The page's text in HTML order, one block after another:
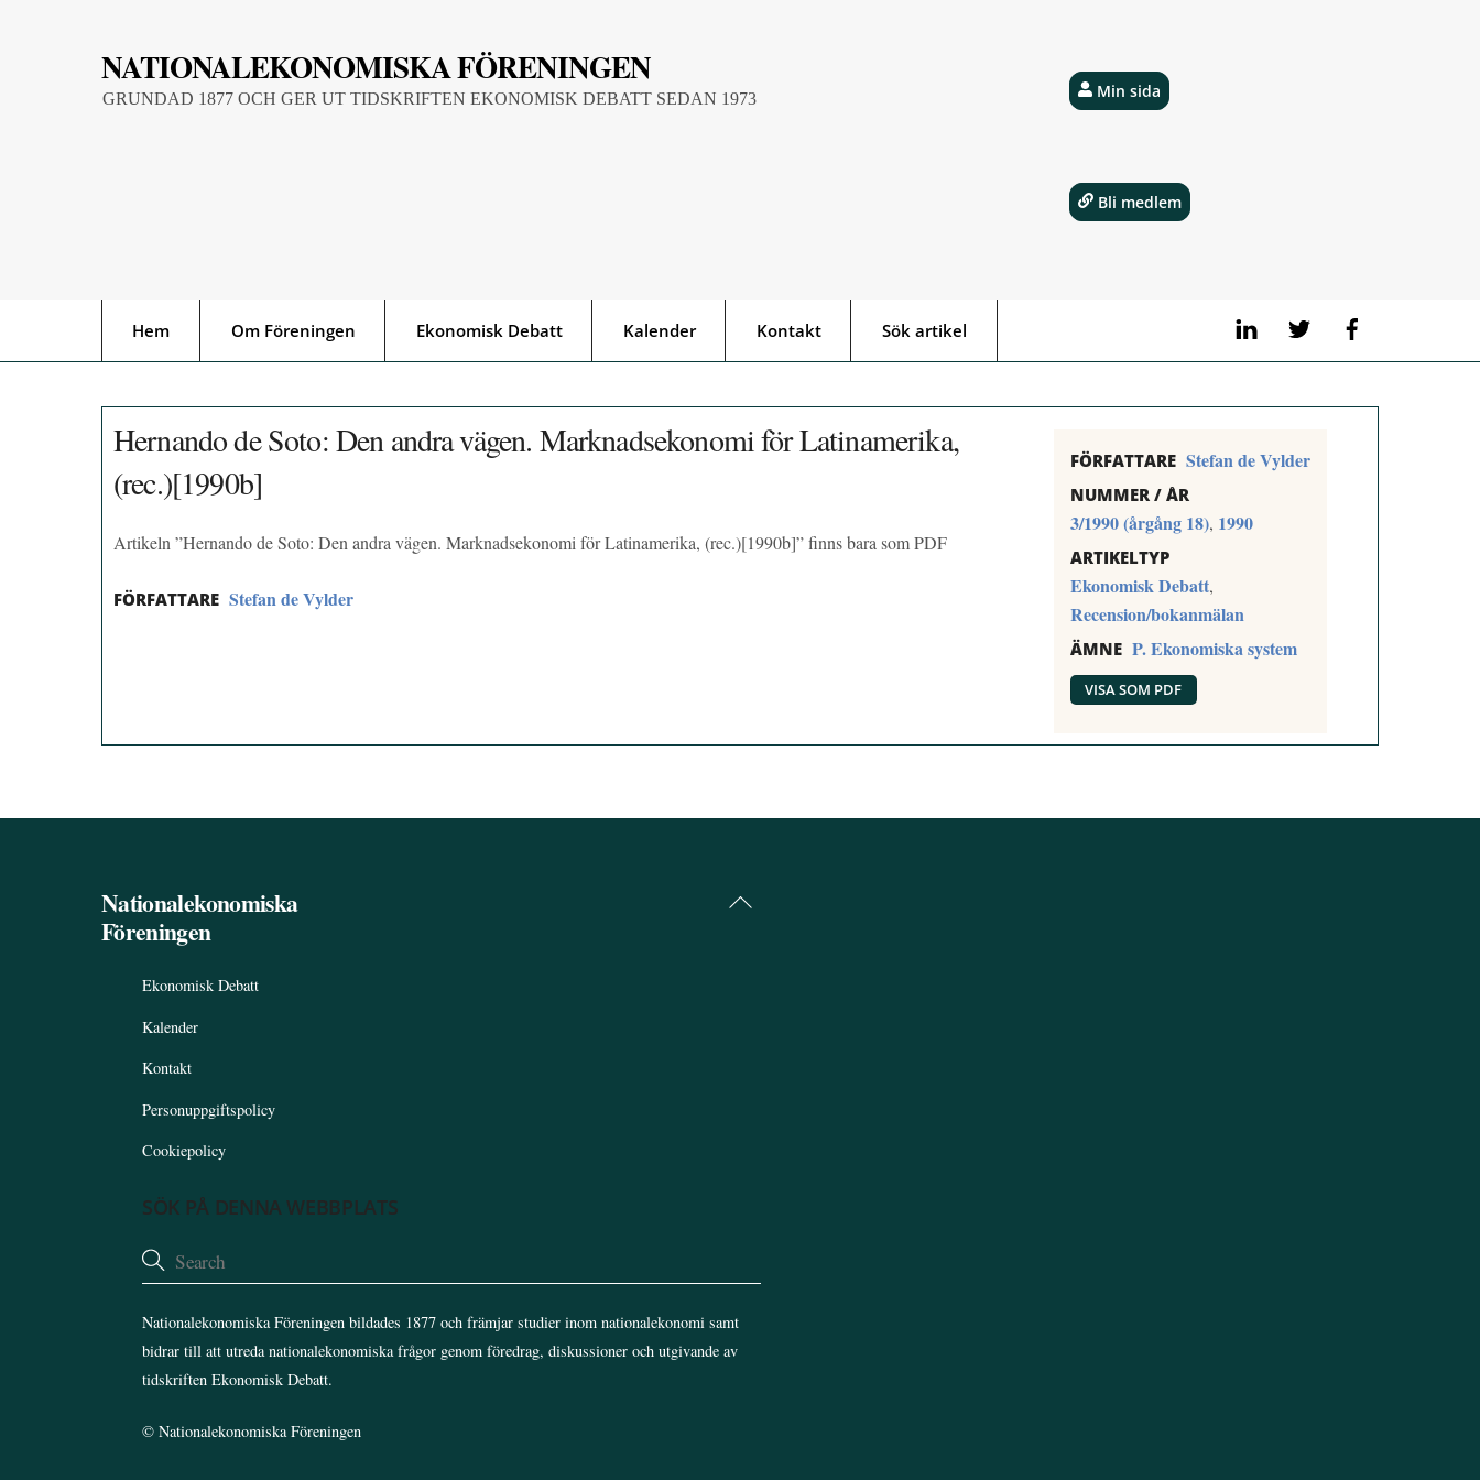
NATIONALEKONOMISKA FÖRENINGEN
GRUNDAD 1877 OCH GER UT TIDSKRIFTEN EKONOMISK DEBATT SEDAN 1973
LinkedIn Twitter
Hem Om Föreningen Ekonomisk Debatt Kalender Kontakt Sök artikel
Min sida
Bli medlem
Hernando de Soto: Den andra vägen. Marknadsekonomi för Latinamerika,
(rec.)[1990b]
Artikeln ”Hernando de Soto: Den andra vägen. Marknadsekonomi för Latinamerika, (rec.)[1990b]” finns bara som PDF
FÖRFATTARE Stefan de Vylder
FÖRFATTARE Stefan de Vylder
NUMMER / ÅR
3/1990 (årgång 18), 1990
ARTIKELTYP
Ekonomisk Debatt,
Recension/bokanmälan
ÄMNE P. Ekonomiska system
VISA SOM PDF
Back
Nationalekonomiska
Föreningen
Ekonomisk Debatt
Kalender
Kontakt
Personuppgiftspolicy
Cookiepolicy
SÖK PÅ DENNA WEBBPLATS
Nationalekonomiska Föreningen bildades 1877 och främjar studier inom nationalekonomi samt
bidrar till att utreda nationalekonomiska frågor genom föredrag, diskussioner och utgivande av
tidskriften Ekonomisk Debatt.
©Nationalekonomiska Föreningen